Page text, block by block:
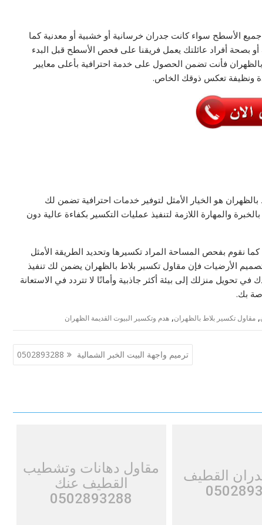
الأسطح سواء كانت جدران خرسانية أو خشبية أو معدنية كما
بصحة أفراد عائلتك يعمل فريقنا على فحص الأسطح قبل البدء
فأنت تضمن الحصول على خدمة احترافية بأعلى معايير
ونظيفة تعكس ذوقك الخاص.
هو الخيار الأمثل لتوفير خدمات احترافية تضمن لك
والمهارة اللازمة لتنفيذ عمليات التكسير بكفاءة عالية دون
نقوم بفحص المساحة المراد تكسيرها وتحديد الطريقة الأمثل
تصميم الأرضيات فإن مقاول تكسير بلاط بالظهران يضمن لك تنفيذ
تحويل منزلك إلى بيئة أكثر جاذبية وأمانًا لا تتردد في الاستعانة
بك.
, مقاول تكسير بلاط بالظهران, هدم وتكسير البيوت القديمة الظهران
ترميم واجهة البيت الخبر الشمالية 0502893288
القطيف
مقاول دهانات وتشطيب
القطيف عنك
0502893288